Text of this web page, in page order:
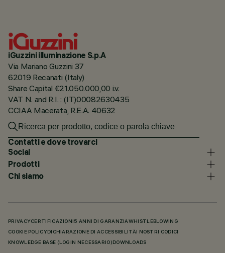
iGuzzini illuminazione S.p.A
Via Mariano Guzzini 37
62019 Recanati (Italy)
Share Capital €21.050.000,00 i.v.
VAT N. and R.I. : (IT)00082630435
CCIAA Macerata, R.E.A. 40632
Contatti e dove trovarci
Social
Prodotti
Chi siamo
PRIVACY CERTIFICAZIONI 5 ANNI DI GARANZIAWHISTLEBLOWING
COOKIE POLICY DICHIARAZIONE DI ACCESSIBILITÀI NOSTRI CODICI
KNOWLEDGE BASE (LOGIN NECESSARIO) DOWNLOADS